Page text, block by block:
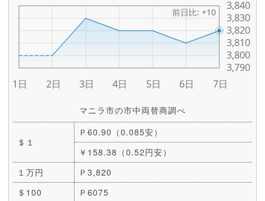
マニラ市の市中両替商調べ
＄１
Ｐ60.90（0.085安）
￥158.38（0.52円安）
１万円
Ｐ3,820
＄100
Ｐ6075